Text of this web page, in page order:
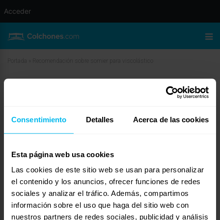
Consentimiento Detalles Acerca de las cookies
Esta página web usa cookies
Las cookies de este sitio web se usan para personalizar
el contenido y los anuncios, ofrecer funciones de redes
sociales y analizar el tráfico. Además, compartimos
información sobre el uso que haga del sitio web con
nuestros partners de redes sociales, publicidad y análisis
Recomendación sobre somier para
Dormity
Buenas tardes,
Siguiendo con Flex considero que el somier BodyElastic te iría muy bien.
Otra opción son las tapiflex. Con las primeras el colchón tendrá ayuda para
tu adaptación, con la segunda la sensación será de mayor firmeza. Depende
Acceder